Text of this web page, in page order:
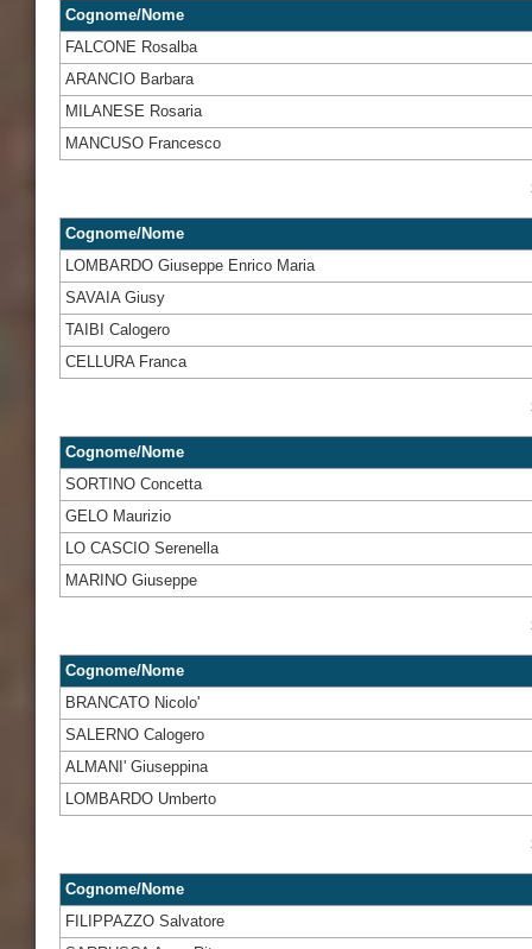
Cognome/Nome
FALCONE Rosalba
ARANCIO Barbara
MILANESE Rosaria
MANCUSO Francesco
Cognome/Nome
LOMBARDO Giuseppe Enrico Maria
SAVAIA Giusy
TAIBI Calogero
CELLURA Franca
Cognome/Nome
SORTINO Concetta
GELO Maurizio
LO CASCIO Serenella
MARINO Giuseppe
Cognome/Nome
BRANCATO Nicolo'
SALERNO Calogero
ALMANI' Giuseppina
LOMBARDO Umberto
Cognome/Nome
FILIPPAZZO Salvatore